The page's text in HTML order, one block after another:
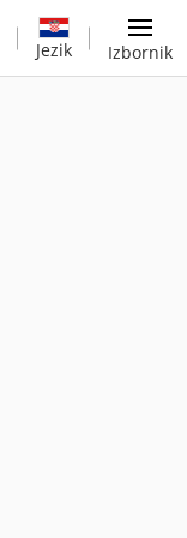
Jezik Izbornik